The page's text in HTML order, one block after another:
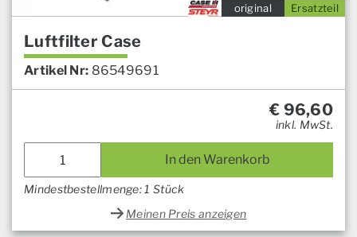
Ersatzteil
original
Luftfilter Case
Artikel Nr: 86549691
€ 96,60
inkl. MwSt.
In den Warenkorb
Mindestbestellmenge: 1 Stück
Meinen Preis anzeigen